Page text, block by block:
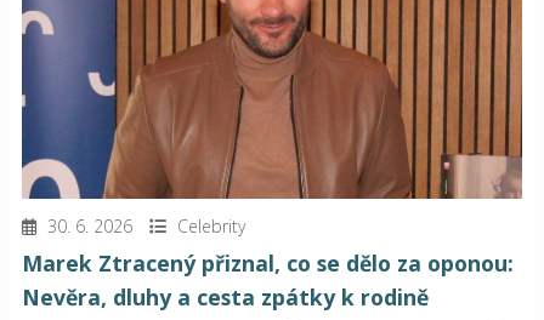
30. 6. 2026 Celebrity
Marek Ztracený přiznal, co se dělo za oponou:
Nevěra, dluhy a cesta zpátky k rodině